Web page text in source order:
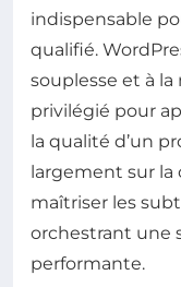
indispensable
qualifié.
souplesse et à
privilégié pour
la qualité d’un
largement sur la
maîtriser les
orchestrant une
performante.